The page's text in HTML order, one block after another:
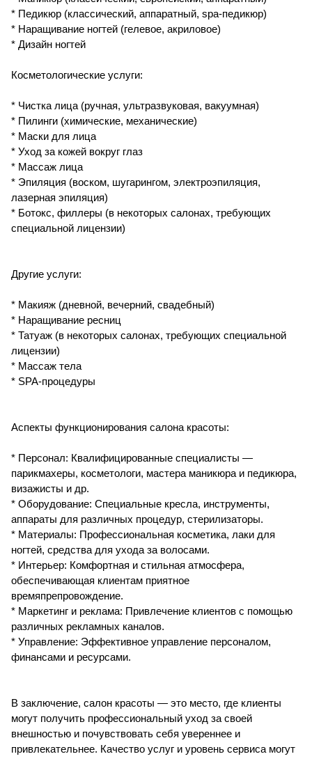
* Педикюр (классический, аппаратный, spa-педикюр)
* Наращивание ногтей (гелевое, акриловое)
* Дизайн ногтей
Косметологические услуги:
* Чистка лица (ручная, ультразвуковая, вакуумная)
* Пилинги (химические, механические)
* Маски для лица
* Уход за кожей вокруг глаз
* Массаж лица
* Эпиляция (воском, шугарингом, электроэпиляция,
лазерная эпиляция)
* Ботокс, филлеры (в некоторых салонах, требующих
специальной лицензии)
Другие услуги:
* Макияж (дневной, вечерний, свадебный)
* Наращивание ресниц
* Татуаж (в некоторых салонах, требующих специальной
лицензии)
* Массаж тела
* SPA-процедуры
Аспекты функционирования салона красоты:
* Персонал: Квалифицированные специалисты —
парикмахеры, косметологи, мастера маникюра и педикюра,
визажисты и др.
* Оборудование: Специальные кресла, инструменты,
аппараты для различных процедур, стерилизаторы.
* Материалы: Профессиональная косметика, лаки для
ногтей, средства для ухода за волосами.
* Интерьер: Комфортная и стильная атмосфера,
обеспечивающая клиентам приятное
времяпрепровождение.
* Маркетинг и реклама: Привлечение клиентов с помощью
различных рекламных каналов.
* Управление: Эффективное управление персоналом,
финансами и ресурсами.
В заключение, салон красоты — это место, где клиенты
могут получить профессиональный уход за своей
внешностью и почувствовать себя увереннее и
привлекательнее. Качество услуг и уровень сервиса могут